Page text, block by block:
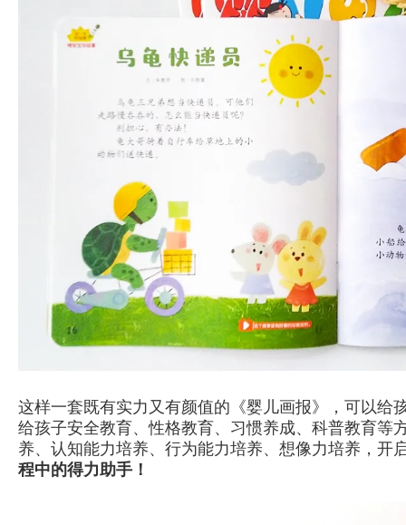
这样一套既有实力又有颜值的《婴儿画报》，可以给
给孩子安全教育、性格教育、习惯养成、科普教育等
养、认知能力培养、行为能力培养、想像力培养，开
程中的得力助手！